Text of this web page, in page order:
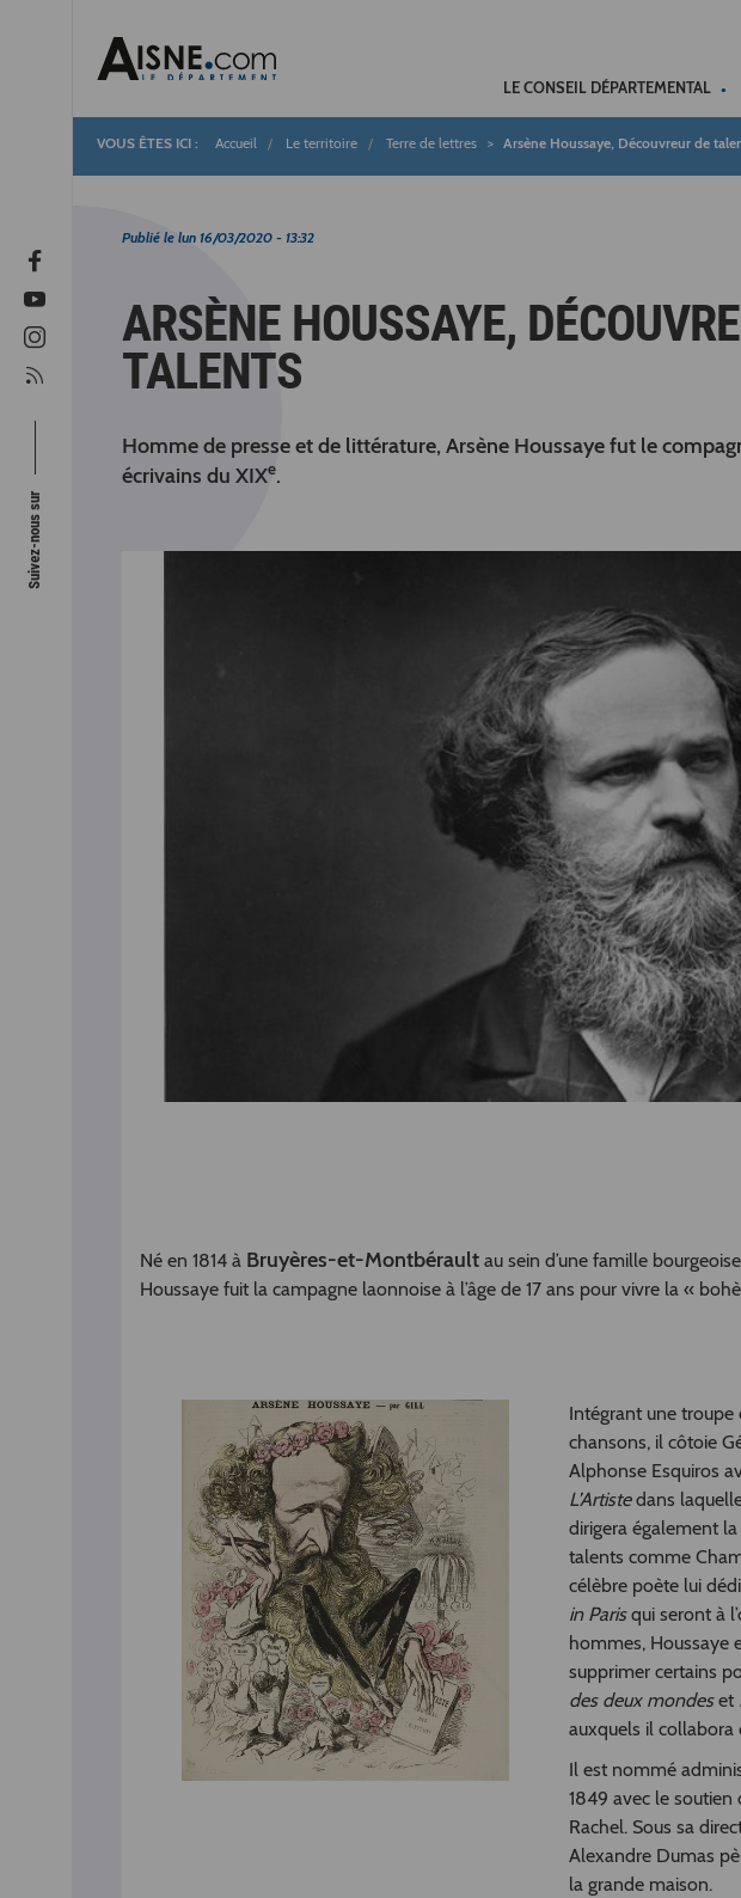
LE CONSEIL DÉPARTEMENTAL
Fil
d'Ariane
Accueil Le territoire Terre de lettres Arsène Houssaye, Découvreur de
Publié le lun 16/03/2020 - 13:32
ARSÈNE HOUSSAYE,
TALENTS
Homme de presse et de littérature, Arsène Houssaye fut le
écrivains du XIXe.
Né en 1814 à Bruyères-et-Montbérault au sein d’une famille
Houssaye fuit la campagne laonnoise à l’âge de 17 ans pour vivre la «
Intégrant une troupe
chansons, il côtoie
Alphonse Esquiros
L’Artistedans
dirigera également
talents comme
célèbre poète lui
in Parisqui seront à
hommes, Houssaye
supprimer certains
des deux mondeset
auxquels il collabora
Il est nommé
1849 avec le soutien
Rachel. Sous sa
Alexandre Dumas
la grande maison.